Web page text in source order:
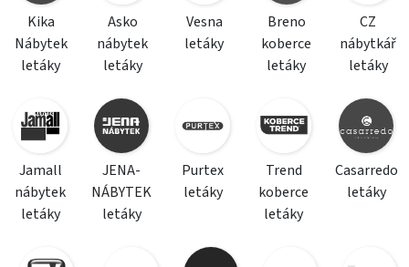
Kika
Nábytek
letáky
Asko
nábytek
letáky
Vesna
letáky
Breno
koberce
letáky
CZ
nábytkář
letáky
Jamall
nábytek
letáky
JENA-
NÁBYTEK
letáky
Purtex
letáky
Trend
koberce
letáky
Casarredo
letáky